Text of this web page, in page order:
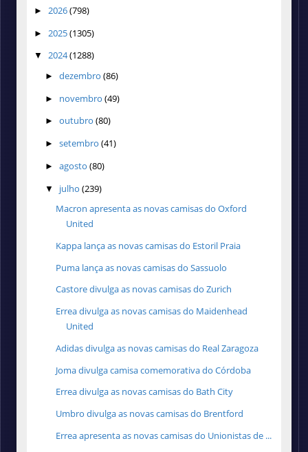
► 2026(798)
► 2025(1305)
▼ 2024(1288)
► dezembro (86)
► novembro (49)
► outubro (80)
► setembro (41)
► agosto (80)
▼ julho (239)
Macron apresenta as novas camisas do Oxford
United
Kappa lança as novas camisas do Estoril Praia
Puma lança as novas camisas do Sassuolo
Castore divulga as novas camisas do Zurich
Errea divulga as novas camisas do Maidenhead
United
Adidas divulga as novas camisas do Real Zaragoza
Joma divulga camisa comemorativa do Córdoba
Errea divulga as novas camisas do Bath City
Umbro divulga as novas camisas do Brentford
Errea apresenta as novas camisas do Unionistas de ...